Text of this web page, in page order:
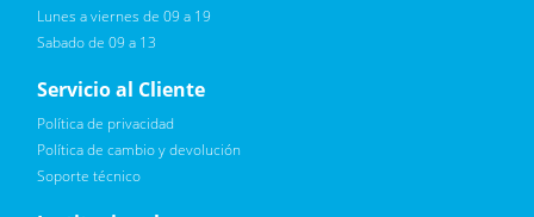
Lunes a viernes de 09 a 19
Sabado de 09 a 13
Servicio al Cliente
Política de privacidad
Política de cambio y devolución
Soporte técnico